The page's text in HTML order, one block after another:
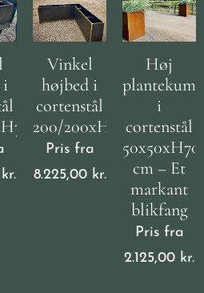
i
kr.
Vinkel
højbed i
cortenstål
200/200xH70cm
Pris fra
8.225,00kr.
Høj
i
cortenstål
50x50xH70
cm – Et
markant
blikfang
Pris fra
2.125,00 kr.